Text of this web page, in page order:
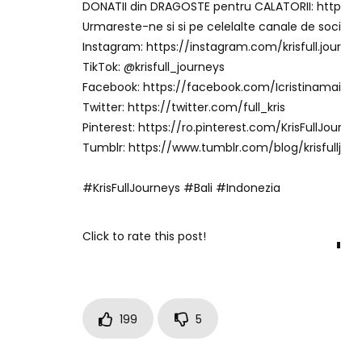
DONATII din DRAGOSTE pentru CALATORII:
Urmareste-ne si si pe celelalte canale de
Instagram: https://instagram.com/
TikTok: @krisfull_journeys
Facebook: https://facebook.com/
Twitter: https://twitter.com/full_kris
Pinterest: https://ro.pinterest.com/
Tumblr: https://www.tumblr.com/blog/
#KrisFullJourneys #Bali #Indonezia
Click to rate this post!
199 5